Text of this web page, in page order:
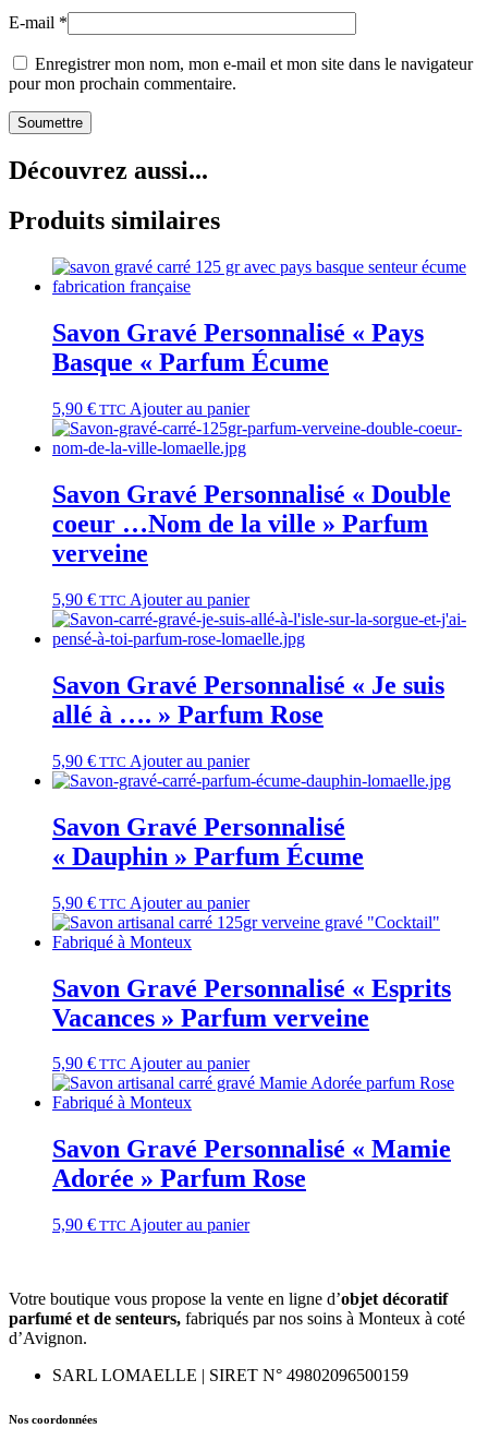
E-mail *
Enregistrer mon nom, mon e-mail et mon site dans le navigateur
pour mon prochain commentaire.
Découvrez aussi...
Produits similaires
Savon Gravé Personnalisé « Pays
Basque « Parfum Écume
5,90 € TTC Ajouter au panier
Savon Gravé Personnalisé « Double
coeur …Nom de la ville » Parfum
verveine
5,90 € TTC Ajouter au panier
Savon Gravé Personnalisé « Je suis
allé à …. » Parfum Rose
5,90 € TTC Ajouter au panier
Savon Gravé Personnalisé
« Dauphin » Parfum Écume
5,90 € TTC Ajouter au panier
Savon Gravé Personnalisé « Esprits
Vacances » Parfum verveine
5,90 € TTC Ajouter au panier
Savon Gravé Personnalisé « Mamie
Adorée » Parfum Rose
5,90 € TTC Ajouter au panier
Votre boutique vous propose la vente en ligne d’objet décoratif
parfumé et de senteurs, fabriqués par nos soins à Monteux à coté
d’Avignon.
SARL LOMAELLE | SIRET N° 49802096500159
Nos coordonnées